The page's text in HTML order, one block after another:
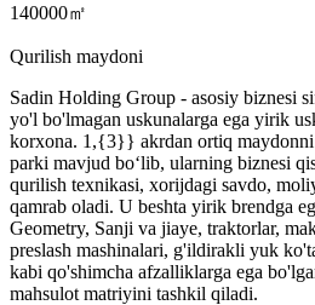
140000㎡
Qurilish maydoni
Sadin Holding Group - asosiy biznesi
yo'l bo'lmagan uskunalarga ega yirik
korxona. 1,{3}} akrdan ortiq
parki mavjud boʻlib, ularning biznesi
qurilish texnikasi, xorijdagi savdo,
qamrab oladi. U beshta yirik brendga
Geometry, Sanji va jiaye, traktorlar,
preslash mashinalari, g'ildirakli yuk
kabi qo'shimcha afzalliklarga ega
mahsulot matriyini tashkil qiladi.